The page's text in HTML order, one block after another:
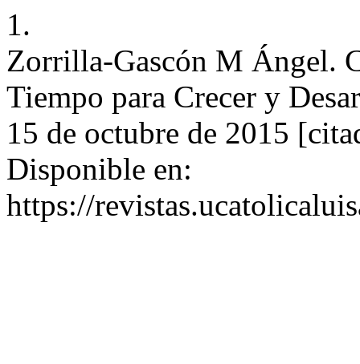
1.
Zorrilla-Gascón M Ángel.
Tiempo para Crecer y
15 de octubre de 2015
Disponible en:
https://